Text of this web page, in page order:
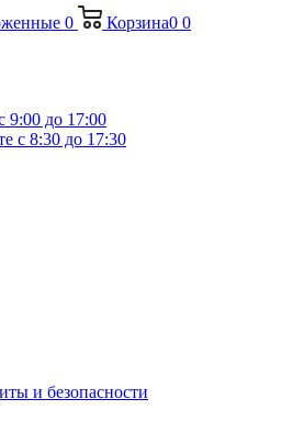
0 Корзина0 0
9:00 до 17:00
с 8:30 до 17:30
и безопасности